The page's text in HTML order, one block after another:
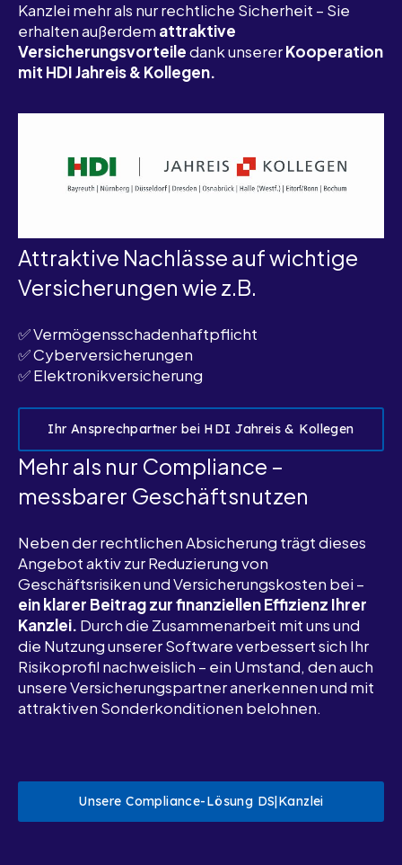
Kanzlei mehr als nur rechtliche Sicherheit – Sie
erhalten außerdem attraktive
Versicherungsvorteiledank unsererKooperation
mit HDI Jahreis & Kollegen.
Attraktive Nachlässe auf wichtige
Versicherungen wie z.B.
✅Vermögensschadenhaftpflicht
✅ Cyberversicherungen
✅Elektronikversicherung
Ihr Ansprechpartner bei HDI Jahreis & Kollegen
Mehr als nur Compliance –
messbarer Geschäftsnutzen
Neben der rechtlichen Absicherung trägt dieses
Angebot aktiv zur Reduzierung von
Geschäftsrisiken und Versicherungskosten bei –
ein klarer Beitrag zur finanziellen Effizienz Ihrer
Kanzlei. Durch die Zusammenarbeit mit unsund
die Nutzung unserer Software verbessert sich Ihr
Risikoprofil nachweislich – ein Umstand, den auch
unsere Versicherungspartner anerkennen und mit
attraktiven Sonderkonditionen belohnen.
Unsere Compliance-Lösung DS|Kanzlei